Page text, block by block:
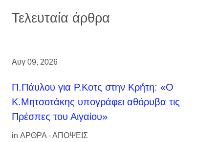
Τελευταία άρθρα
Αυγ 09, 2026
Π.Πάυλου για Ρ.Κοτς στην Κρήτη: «Ο
Κ.Μητσοτάκης υπογράφει αθόρυβα τις
Πρέσπες του Αιγαίου»
in ΑΡΘΡΑ - ΑΠΟΨΕΙΣ